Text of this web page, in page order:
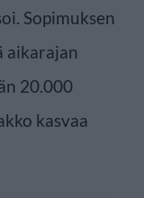
Sopimuksen
aikarajan
20.000
kasvaa